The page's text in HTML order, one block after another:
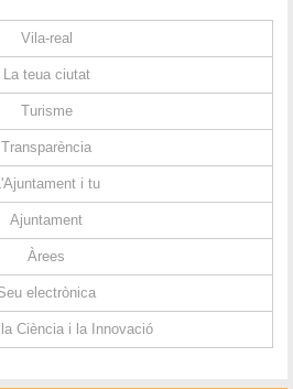
Vila-real
La teua ciutat
Turisme
Transparència
i tu
Ajuntament
Àrees
electrònica
Ciència i la Innovació